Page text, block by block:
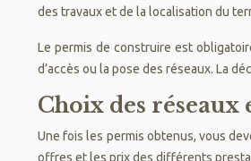
des travaux et de la localisation du
Le permis de construire est
d’accès ou la pose des réseaux. La
Choix des réseaux
Une fois les permis obtenus, vous
offres et les prix des différents